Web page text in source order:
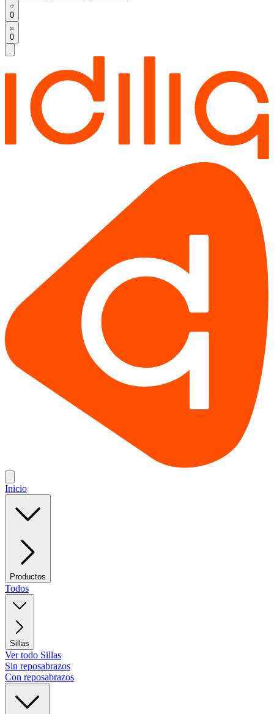
0
0
Inicio
Productos
Todos
Sillas
Ver todo Sillas
Sin reposabrazos
Con reposabrazos